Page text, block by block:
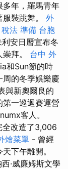
多年，羅馬青年
裝跳舞。 外
法 準備 台胞
安日曆宣布冬
拜。 台中 外
和Sun節的時
的冬季娛樂慶
與新奧爾良的
第一巡迴賽運營
客人。
全改造了3,006
燴菜單 - 曾經
下午離開。
·威廉姆斯文學